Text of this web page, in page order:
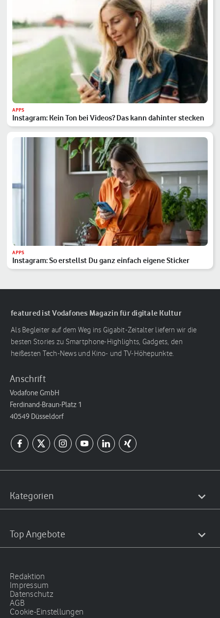
APPS
Instagram: Kein Ton bei Videos? Das kann dahinter stecken
APPS
Instagram: So erstellst Du ganz einfach eigene Sticker
featured ist Vodafones Magazin für digitale Kultur
Als Begleiter auf dem Weg ins Gigabit-Zeitalter liefern wir die
besten Stories zu Smartphone-Highlights, Gadgets, den
heißesten Tech-News und Kino- und TV-Höhepunkte.
Anschrift
Vodafone GmbH
Ferdinand-Braun-Platz 1
40549 Düsseldorf
Kategorien
Top Angebote
Redaktion
Impressum
Datenschutz
AGB
Cookie-Einstellungen